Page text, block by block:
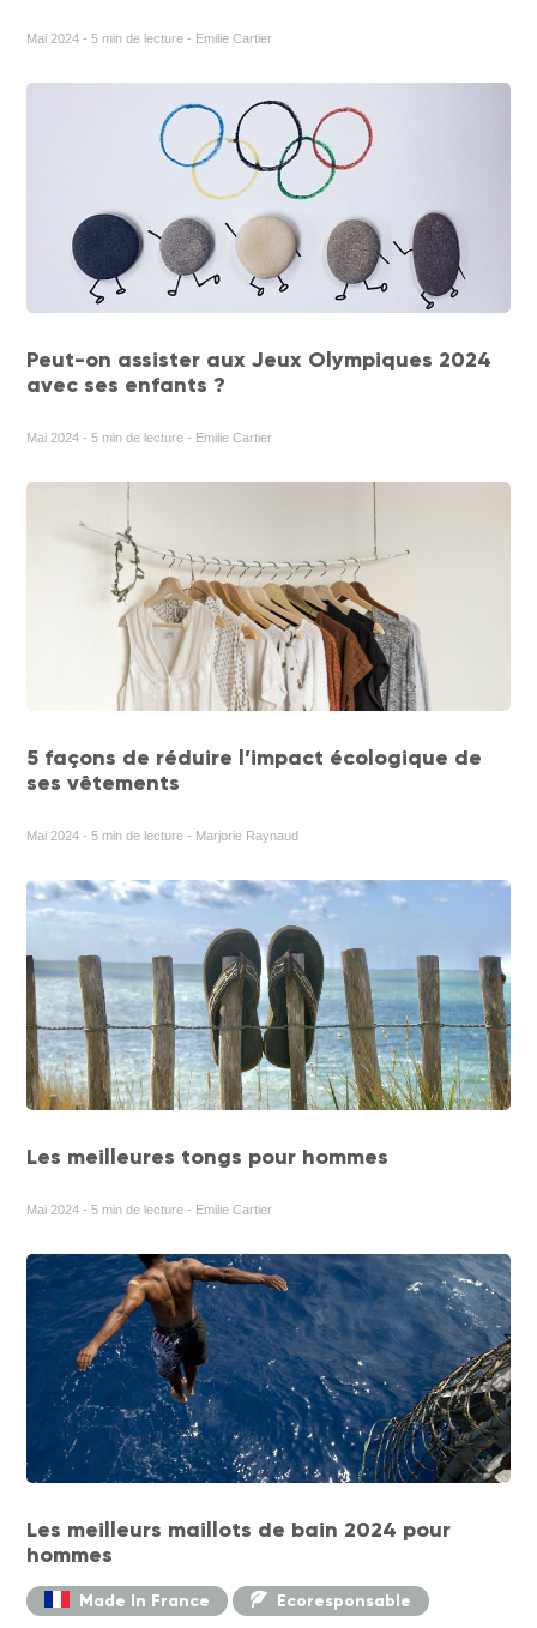
Mai 2024 - 5 min de lecture - Emilie Cartier
Peut-on assister aux Jeux Olympiques 2024
avec ses enfants ?
Mai 2024 - 5 min de lecture - Emilie Cartier
5 façons de réduire l’impact écologique de
ses vêtements
Mai 2024 - 5 min de lecture - Marjorie Raynaud
Les meilleures tongs pour hommes
Mai 2024 - 5 min de lecture - Emilie Cartier
Les meilleurs maillots de bain 2024 pour
hommes
Made In France Ecoresponsable